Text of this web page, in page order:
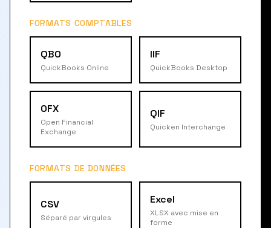
FORMATS COMPTABLES
QBO
QuickBooks Online
IIF
QuickBooks Desktop
OFX
Open Financial
Exchange
QIF
Quicken Interchange
FORMATS DE DONNÉES
CSV
Séparé par virgules
Excel
XLSX avec mise en
forme